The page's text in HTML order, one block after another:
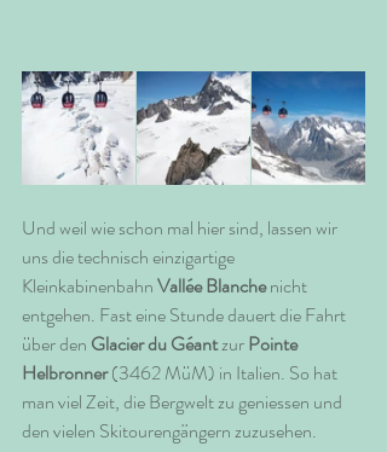
Und weil wie schon mal hier sind, lassen wir
uns die technisch einzigartige
Kleinkabinenbahn Vallée Blanche nicht
entgehen. Fast eine Stunde dauert die Fahrt
über den Glacier du Géant zur Pointe
Helbronner (3462 MüM) in Italien. So hat
man viel Zeit, die Bergwelt zu geniessen und
den vielen Skitourengängern zuzusehen.